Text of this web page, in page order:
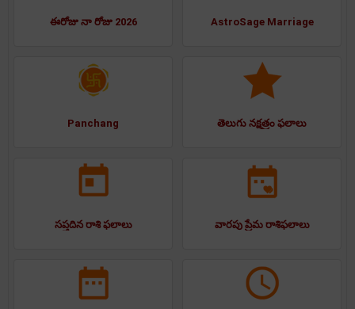
ఈరోజు నా రోజు 2026 AstroSage Marriage
Panchang తెలుగు నక్షత్రం ఫలాలు
సప్తదిన రాశి ఫలాలు వారపు ప్రేమ రాశిఫలాలు